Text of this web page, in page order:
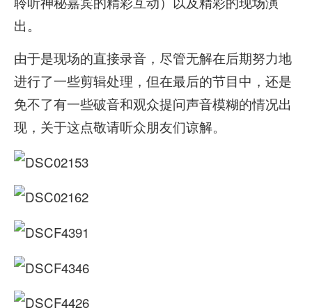
出。
由于是现场的直接录音，尽管无解在后期努力地
进行了一些剪辑处理，但在最后的节目中，还是
免不了有一些破音和观众提问声音模糊的情况出
现，关于这点敬请听众朋友们谅解。